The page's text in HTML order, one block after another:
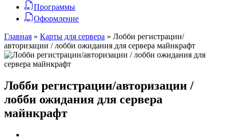
Программы
Оформление
Главная » Карты для сервера » Лобби регистрации/
авторизации / лобби ожидания для сервера майнкрафт
Лобби регистрации/авторизации /
лобби ожидания для сервера
майнкрафт